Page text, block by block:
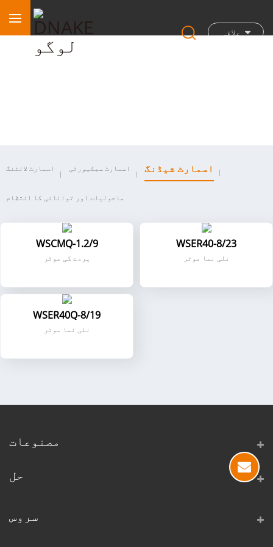
علاقہ
اسمارٹ لائٹنگ اسمارٹ سیکیورٹی اسمارٹ شیڈنگ
ماحولیات اور توانائی کا انتظام
WSCMQ-1.2/9
پردے کی موٹر
WSER40-8/23
نلی نما موٹر
WSER40Q-8/19
نلی نما موٹر
مصنوعات
حل
سروس